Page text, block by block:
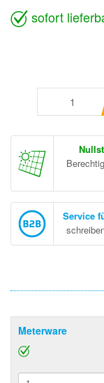
sofort
Service
Meterware